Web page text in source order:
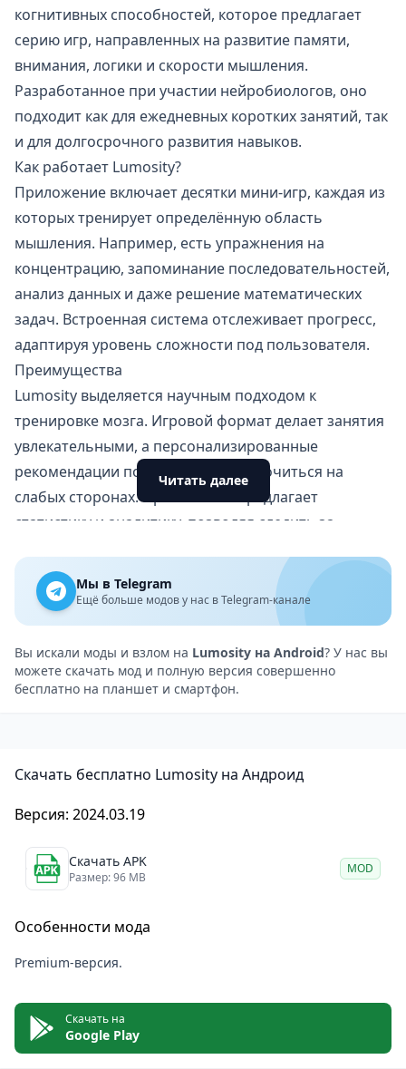
когнитивных способностей, которое предлагает
серию игр, направленных на развитие памяти,
внимания, логики и скорости мышления.
Разработанное при участии нейробиологов, оно
подходит как для ежедневных коротких занятий, так
и для долгосрочного развития навыков.
Как работает Lumosity?
Приложение включает десятки мини-игр, каждая из
которых тренирует определённую область
мышления. Например, есть упражнения на
концентрацию, запоминание последовательностей,
анализ данных и даже решение математических
задач. Встроенная система отслеживает прогресс,
адаптируя уровень сложности под пользователя.
Преимущества
Lumosity выделяется научным подходом к
тренировке мозга. Игровой формат делает занятия
увлекательными, а персонализированные
рекомендации помогают сосредоточиться на
слабых сторонах. Приложение предлагает
статистику и аналитику, позволяя следить за
Недостатки
Бесплатная версия ограничивает доступ к
тренировкам, предоставляя лишь несколько игр в
день. Полноценное обучение требует подписки,
которая может показаться дорогой. Кроме того,
приложение не поддерживает русский язык, что
Lumosity – тренажёр для мозга на Android
способ тренировки мозга на Android. Оно подойдёт
тем, кто хочет улучшить когнитивные способности,
но для полноценного использования придётся
Читать далее
Мы в Telegram
Ещё больше модов у нас в Telegram-канале
Вы искали моды и взлом на Lumosity на Android? У нас вы
можете скачать мод и полную версия совершенно
бесплатно на планшет и смартфон.
Скачать бесплатно Lumosity на Андроид
Версия: 2024.03.19
Скачать APK
Размер: 96 MB
MOD
Особенности мода
Premium-версия.
Скачать на
Google Play